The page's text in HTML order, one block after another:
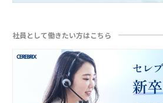
社員として働きたい方はこちら